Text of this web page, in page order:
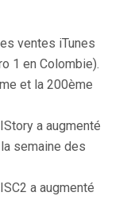
ventes iTunes
1 en Colombie).
et la 200ème
a augmenté
semaine des
a augmenté